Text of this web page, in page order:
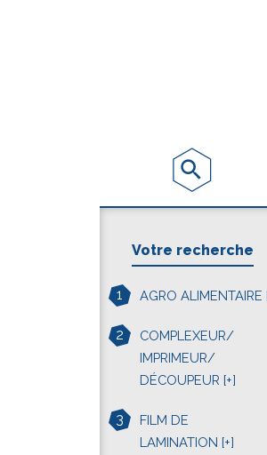
Votre recherche
1 AGRO ALIMENTAIRE
2
COMPLEXEUR/
IMPRIMEUR/
DÉCOUPEUR [+]
3
FILM DE
LAMINATION [+]